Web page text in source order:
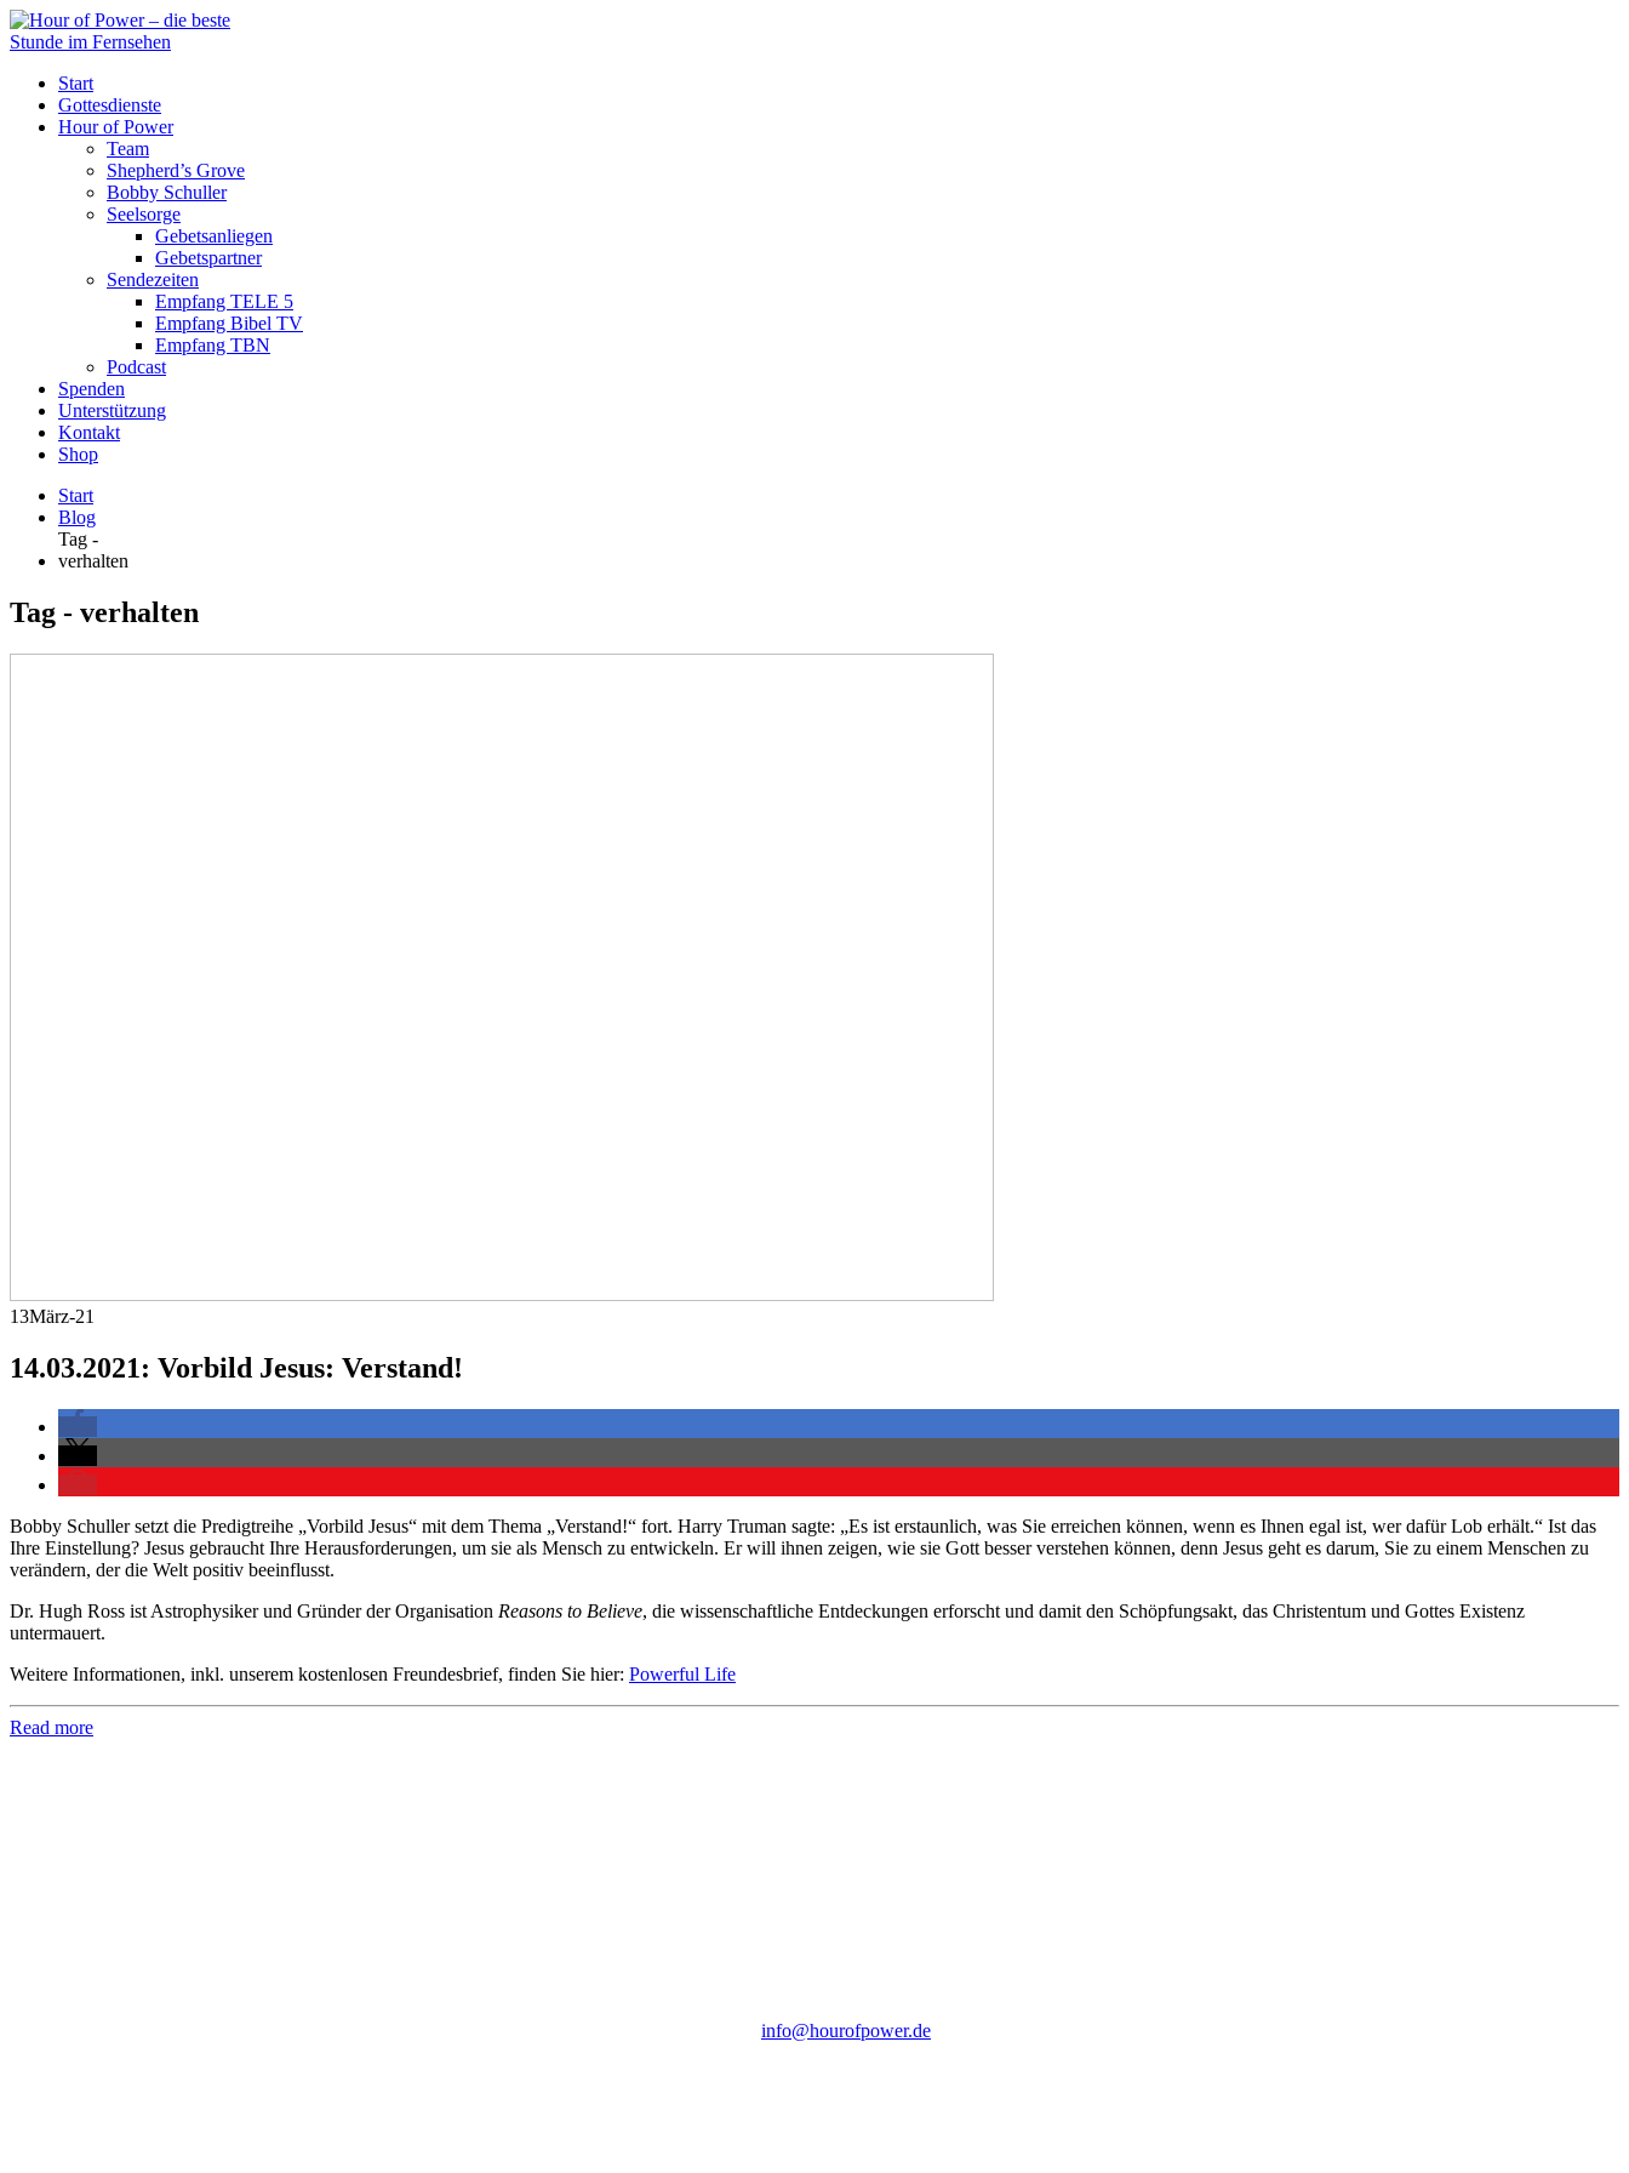
Start
Gottesdienste
Hour of Power
Team
Shepherd’s Grove
Bobby Schuller
Seelsorge
Gebetsanliegen
Gebetspartner
Sendezeiten
Empfang TELE 5
Empfang Bibel TV
Empfang TBN
Podcast
Spenden
Unterstützung
Kontakt
Shop
Start
Blog
Tag -
verhalten
Tag - verhalten
13März-21
14.03.2021: Vorbild Jesus: Verstand!
Bobby Schuller setzt die Predigtreihe „Vorbild Jesus“ mit dem Thema „Verstand!“ fort. Harry Truman sagte: „Es ist erstaunlich, was Sie erreichen können, wenn es Ihnen egal ist, wer dafür Lob erhält.“ Ist das
Ihre Einstellung? Jesus gebraucht Ihre Herausforderungen, um sie als Mensch zu entwickeln. Er will ihnen zeigen, wie sie Gott besser verstehen können, denn Jesus geht es darum, Sie zu einem Menschen zu
verändern, der die Welt positiv beeinflusst.
Dr. Hugh Ross ist Astrophysiker und Gründer der Organisation Reasons to Believe, die wissenschaftliche Entdeckungen erforscht und damit den Schöpfungsakt, das Christentum und Gottes Existenz
untermauert.
Weitere Informationen, inkl. unserem kostenlosen Freundesbrief, finden Sie hier: Powerful Life
Read more
info@hourofpower.de